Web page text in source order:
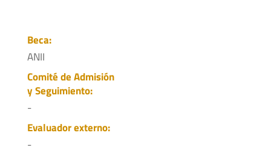
Beca:
ANII
Comité de Admisión
y Seguimiento:
-
Evaluador externo:
-